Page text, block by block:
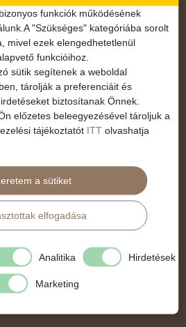
funkciók működésének
"Szükséges" kategóriába sorolt
mivel ezek elengedhetetlenül
funkcióihoz.
sütik segítenek a weboldal
tárolják a preferenciáit és
biztosítanak Önnek.
előzetes beleegyezésével tároljuk a
tájékoztatót ITT olvashatja
a sütiket
elfogadása
Analitika Hirdetések
Marketing